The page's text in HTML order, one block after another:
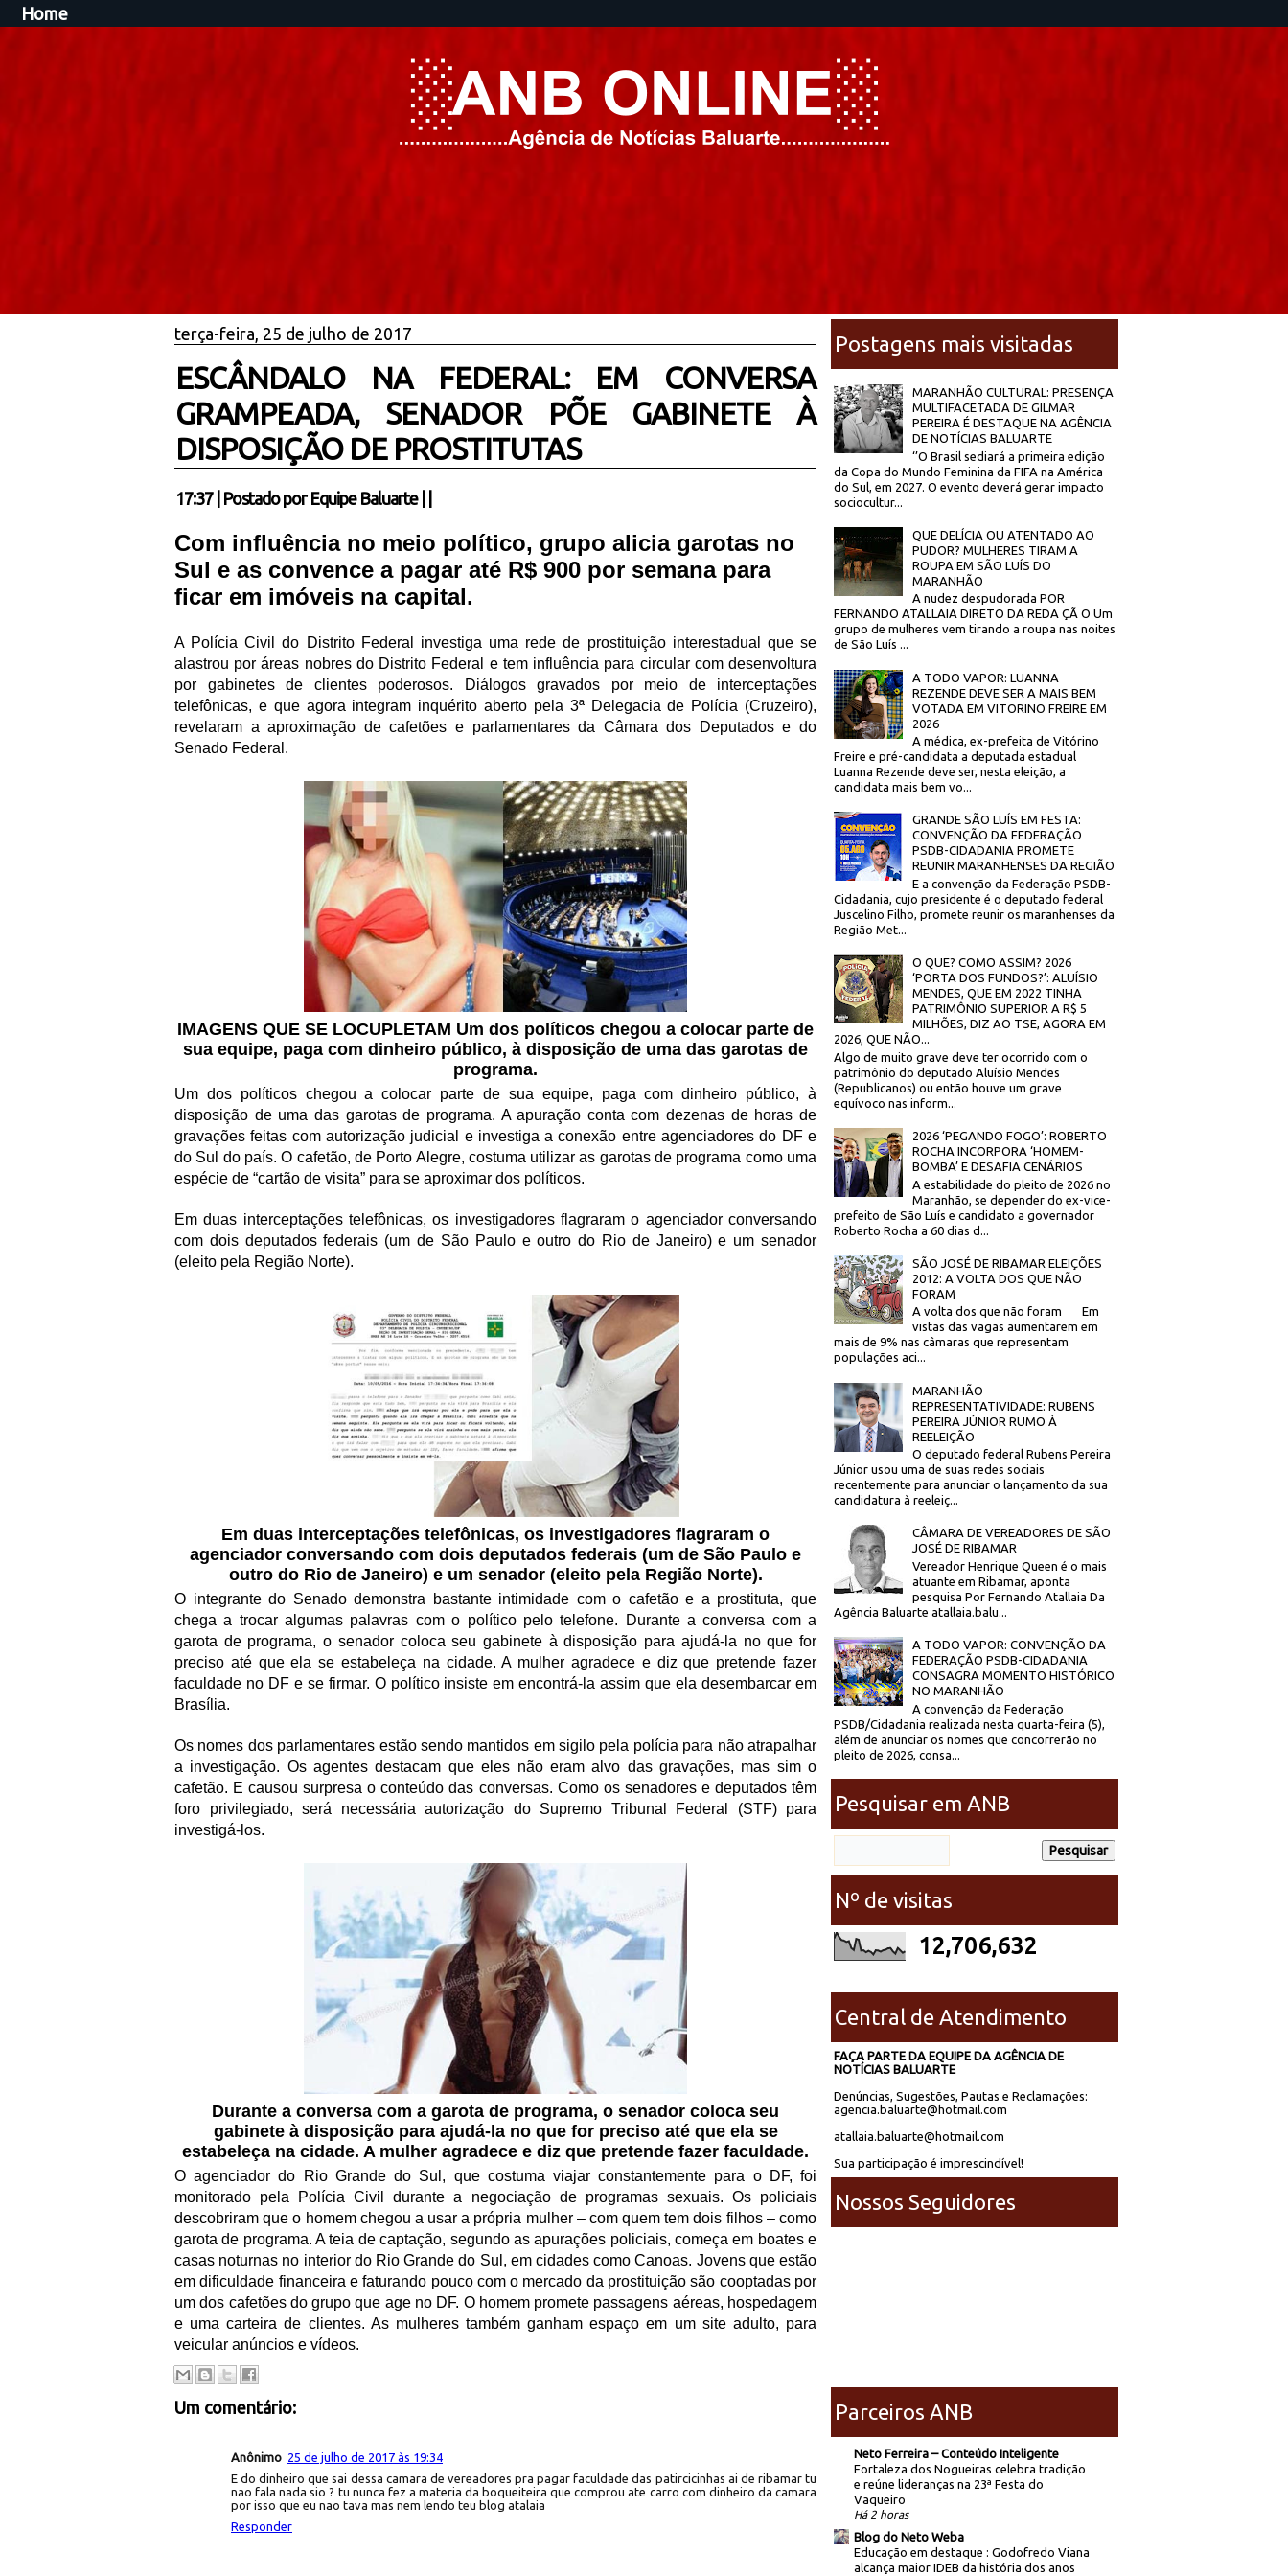
Home
terça-feira, 25 de julho de 2017
ESCÂNDALO NA FEDERAL: EM CONVERSA
GRAMPEADA, SENADOR PÕE GABINETE À
DISPOSIÇÃO DE PROSTITUTAS
17:37| Postado por Equipe Baluarte
Com influência no meio político, grupo alicia garotas no
Sul e as convence a pagar até R$ 900 por semana para
ficar em imóveis na capital.
A Polícia Civil do Distrito Federal investiga uma rede de prostituição interestadual que se
alastrou por áreas nobres do Distrito Federal e tem influência para circular com desenvoltura
por gabinetes de clientes poderosos. Diálogos gravados por meio de interceptações
telefônicas, e que agora integram inquérito aberto pela 3ª Delegacia de Polícia (Cruzeiro),
revelaram a aproximação de cafetões e parlamentares da Câmara dos Deputados e do
Senado Federal.
IMAGENS QUE SE LOCUPLETAM Um dos políticos chegou a colocar parte de
sua equipe, paga com dinheiro público, à disposição de uma das garotas de
programa.
Um dos políticos chegou a colocar parte de sua equipe, paga com dinheiro público, à
disposição de uma das garotas de programa. A apuração conta com dezenas de horas de
gravações feitas com autorização judicial e investiga a conexão entre agenciadores do DF e
do Sul do país. O cafetão, de Porto Alegre, costuma utilizar as garotas de programa como uma
espécie de “cartão de visita” para se aproximar dos políticos.
Em duas interceptações telefônicas, os investigadores flagraram o agenciador conversando
com dois deputados federais (um de São Paulo e outro do Rio de Janeiro) e um senador
(eleito pela Região Norte).
Em duas interceptações telefônicas, os investigadores flagraram o
agenciador conversando com dois deputados federais (um de São Paulo e
outro do Rio de Janeiro) e um senador (eleito pela Região Norte).
O integrante do Senado demonstra bastante intimidade com o cafetão e a prostituta, que
chega a trocar algumas palavras com o político pelo telefone. Durante a conversa com a
garota de programa, o senador coloca seu gabinete à disposição para ajudá-la no que for
preciso até que ela se estabeleça na cidade. A mulher agradece e diz que pretende fazer
faculdade no DF e se firmar. O político insiste em encontrá-la assim que ela desembarcar em
Brasília.
Os nomes dos parlamentares estão sendo mantidos em sigilo pela polícia para não atrapalhar
a investigação. Os agentes destacam que eles não eram alvo das gravações, mas sim o
cafetão. E causou surpresa o conteúdo das conversas. Como os senadores e deputados têm
foro privilegiado, será necessária autorização do Supremo Tribunal Federal (STF) para
investigá-los.
Durante a conversa com a garota de programa, o senador coloca seu
gabinete à disposição para ajudá-la no que for preciso até que ela se
estabeleça na cidade. A mulher agradece e diz que pretende fazer faculdade.
O agenciador do Rio Grande do Sul, que costuma viajar constantemente para o DF, foi
monitorado pela Polícia Civil durante a negociação de programas sexuais. Os policiais
descobriram que o homem chegou a usar a própria mulher – com quem tem dois filhos – como
garota de programa. A teia de captação, segundo as apurações policiais, começa em boates e
casas noturnas no interior do Rio Grande do Sul, em cidades como Canoas. Jovens que estão
em dificuldade financeira e faturando pouco com o mercado da prostituição são cooptadas por
um dos cafetões do grupo que age no DF. O homem promete passagens aéreas, hospedagem
e uma carteira de clientes. As mulheres também ganham espaço em um site adulto, para
veicular anúncios e vídeos.
Um comentário:
Anônimo 25 de julho de 2017 às 19:34
E do dinheiro que sai dessa camara de vereadores pra pagar faculdade das patircicinhas ai de ribamar tu
nao fala nada sio ? tu nunca fez a materia da boqueiteira que comprou ate carro com dinheiro da camara
por isso que eu nao tava mas nem lendo teu blog atalaia
Responder
Postagens mais visitadas
MARANHÃO CULTURAL: PRESENÇA
MULTIFACETADA DE GILMAR
PEREIRA É DESTAQUE NA AGÊNCIA
DE NOTÍCIAS BALUARTE
‘’O Brasil sediará a primeira edição
da Copa do Mundo Feminina da FIFA na América
do Sul, em 2027. O evento deverá gerar impacto
sociocultur...
QUE DELÍCIA OU ATENTADO AO
PUDOR? MULHERES TIRAM A
ROUPA EM SÃO LUÍS DO
MARANHÃO
A nudez despudorada POR
FERNANDO ATALLAIA DIRETO DA REDA ÇÃ O Um
grupo de mulheres vem tirando a roupa nas noites
de São Luís ...
A TODO VAPOR: LUANNA
REZENDE DEVE SER A MAIS BEM
VOTADA EM VITORINO FREIRE EM
2026
A médica, ex-prefeita de Vitórino
Freire e pré-candidata a deputada estadual
Luanna Rezende deve ser, nesta eleição, a
candidata mais bem vo...
GRANDE SÃO LUÍS EM FESTA:
CONVENÇÃO DA FEDERAÇÃO
PSDB-CIDADANIA PROMETE
REUNIR MARANHENSES DA REGIÃO
E a convenção da Federação PSDB-
Cidadania, cujo presidente é o deputado federal
Juscelino Filho, promete reunir os maranhenses da
Região Met...
O QUE? COMO ASSIM? 2026
‘PORTA DOS FUNDOS?’: ALUÍSIO
MENDES, QUE EM 2022 TINHA
PATRIMÔNIO SUPERIOR A R$ 5
MILHÕES, DIZ AO TSE, AGORA EM
2026, QUE NÃO...
Algo de muito grave deve ter ocorrido com o
patrimônio do deputado Aluísio Mendes
(Republicanos) ou então houve um grave
equívoco nas inform...
2026 ‘PEGANDO FOGO’: ROBERTO
ROCHA INCORPORA ‘HOMEM-
BOMBA’ E DESAFIA CENÁRIOS
A estabilidade do pleito de 2026 no
Maranhão, se depender do ex-vice-
prefeito de São Luís e candidato a governador
Roberto Rocha a 60 dias d...
SÃO JOSÉ DE RIBAMAR ELEIÇÕES
2012: A VOLTA DOS QUE NÃO
FORAM
A volta dos que não foram Em
vistas das vagas aumentarem em
mais de 9% nas câmaras que representam
populações aci...
MARANHÃO
REPRESENTATIVIDADE: RUBENS
PEREIRA JÚNIOR RUMO À
REELEIÇÃO
O deputado federal Rubens Pereira
Júnior usou uma de suas redes sociais
recentemente para anunciar o lançamento da sua
candidatura à reeleiç...
CÂMARA DE VEREADORES DE SÃO
JOSÉ DE RIBAMAR
Vereador Henrique Queen é o mais
atuante em Ribamar, aponta
pesquisa Por Fernando Atallaia Da
Agência Baluarte atallaia.balu...
A TODO VAPOR: CONVENÇÃO DA
FEDERAÇÃO PSDB-CIDADANIA
CONSAGRA MOMENTO HISTÓRICO
NO MARANHÃO
A convenção da Federação
PSDB/Cidadania realizada nesta quarta-feira (5),
além de anunciar os nomes que concorrerão no
pleito de 2026, consa...
Pesquisar em ANB
Nº de visitas
12,706,632
Central de Atendimento
FAÇA PARTE DA EQUIPE DA AGÊNCIA DE
NOTÍCIAS BALUARTE
Denúncias, Sugestões, Pautas e Reclamações:
agencia.baluarte@hotmail.com
atallaia.baluarte@hotmail.com
Sua participação é imprescindível!
Nossos Seguidores
Parceiros ANB
Neto Ferreira – Conteúdo Inteligente
Fortaleza dos Nogueiras celebra tradição
e reúne lideranças na 23ª Festa do
Vaqueiro
Há 2 horas
Blog do Neto Weba
Educação em destaque : Godofredo Viana
alcança maior IDEB da história dos anos